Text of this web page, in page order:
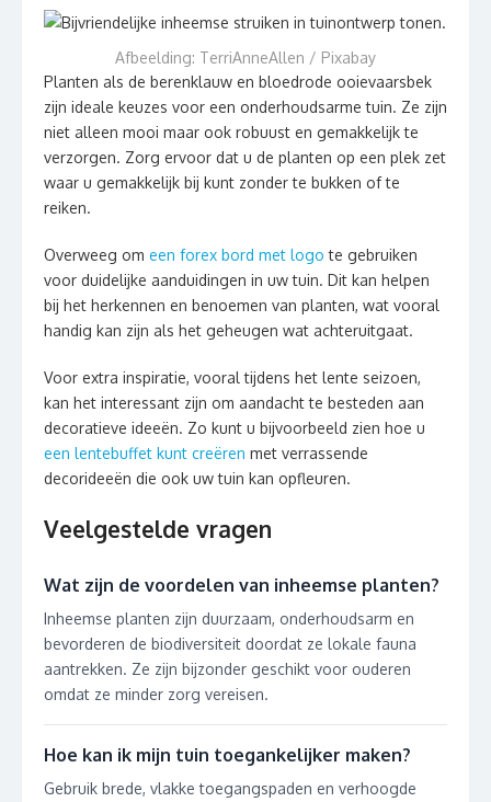
Afbeelding: TerriAnneAllen / Pixabay
Planten als de berenklauw en bloedrode ooievaarsbek
zijn ideale keuzes voor een onderhoudsarme tuin. Ze zijn
niet alleen mooi maar ook robuust en gemakkelijk te
verzorgen. Zorg ervoor dat u de planten op een plek zet
waar u gemakkelijk bij kunt zonder te bukken of te
reiken.
Overweeg om een forex bord met logo te gebruiken
voor duidelijke aanduidingen in uw tuin. Dit kan helpen
bij het herkennen en benoemen van planten, wat vooral
handig kan zijn als het geheugen wat achteruitgaat.
Voor extra inspiratie, vooral tijdens het lente seizoen,
kan het interessant zijn om aandacht te besteden aan
decoratieve ideeën. Zo kunt u bijvoorbeeld zien hoe u
een lentebuffet kunt creëren met verrassende
decorideeën die ook uw tuin kan opfleuren.
Veelgestelde vragen
Wat zijn de voordelen van inheemse planten?
Inheemse planten zijn duurzaam, onderhoudsarm en
bevorderen de biodiversiteit doordat ze lokale fauna
aantrekken. Ze zijn bijzonder geschikt voor ouderen
omdat ze minder zorg vereisen.
Hoe kan ik mijn tuin toegankelijker maken?
Gebruik brede, vlakke toegangspaden en verhoogde